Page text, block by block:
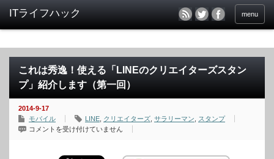
menu
これは秀逸！使える「LINEのクリエイターズスタン
プ」紹介します（第一回）
2014-9-17
モバイル
LINE クリエイターズ サラリーマン
スタンプ
こ
コメントを受け付けていません